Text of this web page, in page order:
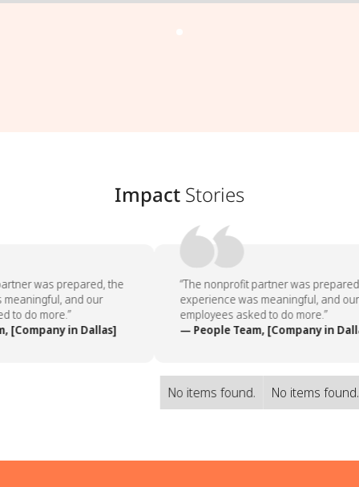
Impact Stories
was prepared, the
and our
to do more.”
[Company in Dallas]
“The nonprofit partner was
experience was meaningful, and our
employees asked to do more.”
— People Team, [Company in
No items found. No items found.